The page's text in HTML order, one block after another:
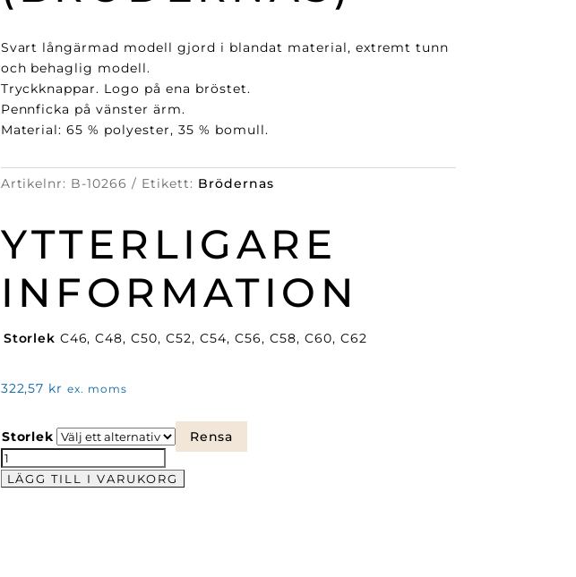
Svart långärmad modell gjord i blandat material, extremt tunn
och behaglig modell.
Tryckknappar. Logo på ena bröstet.
Pennficka på vänster ärm.
Material: 65 % polyester, 35 % bomull.
Artikelnr: B-10266 Etikett: Brödernas
YTTERLIGARE
INFORMATION
Storlek C46, C48, C50, C52, C54, C56, C58, C60, C62
322,57 kr ex. moms
Storlek
Rensa
Kockrock
svart
LÄGG TILL I VARUKORG